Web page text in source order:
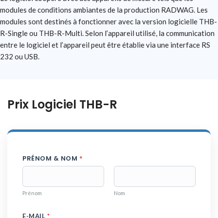
modules de conditions ambiantes de la production RADWAG. Les
modules sont destinés à fonctionner avec la version logicielle THB-
R-Single ou THB-R-Multi. Selon l’appareil utilisé, la communication
entre le logiciel et l’appareil peut être établie via une interface RS
232 ou USB.
Prix Logiciel THB-R
PRÉNOM & NOM *
Prénom Nom
E-MAIL *